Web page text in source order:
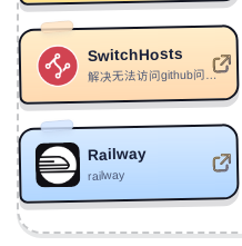
47 Not Home
48 雪Himalaya
49 Drift Away (Remastered)
50
51 春意浓 （Thick）
53 极夜
尺寸。
Tiny Lesson - AI语言学
https://tinylesson.app/：
言学习应用，围绕用户真
微课程，结合练习与反馈
能。
SwitchHosts
解决无法访问github问题同时，是一个管理、切换多个 hosts 方案的工具。它是一个免费开源软件
Railway
railway